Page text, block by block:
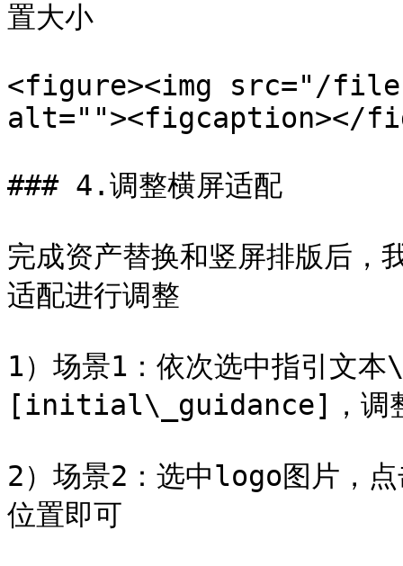
置大小
<figure><img src="/files/
alt=""><figcaption></
### 4.调整横屏适配
完成资产替换和竖屏排版后，
适配进行调整
1）场景1：依次选中指引
[initial\_guidance]，调整
2）场景2：选中logo图片，
位置即可